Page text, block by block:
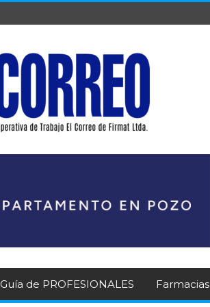
Guía de PROFESIONALES Farmacias